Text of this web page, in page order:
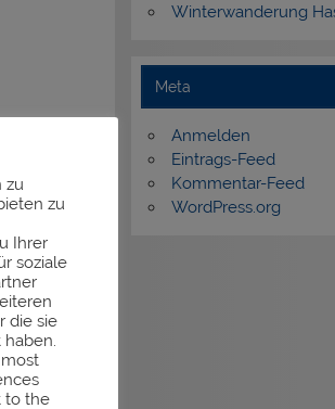
Winterwanderung
Meta
Anmelden
Eintrags-Feed
Kommentar-Feed
WordPress.org
zu
zu
Ihrer
soziale
die sie
to the